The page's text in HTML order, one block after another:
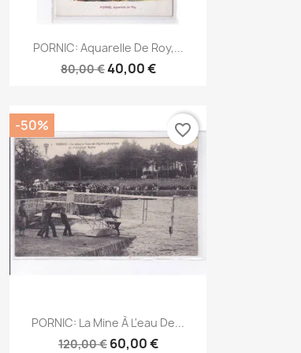
Aperçu rapide
PORNIC: Aquarelle De Roy,...
80,00 €40,00 €
Aperçu rapide
PORNIC: La Mine À L'eau De...
120,00 € 60,00 €
-50% favorite_border